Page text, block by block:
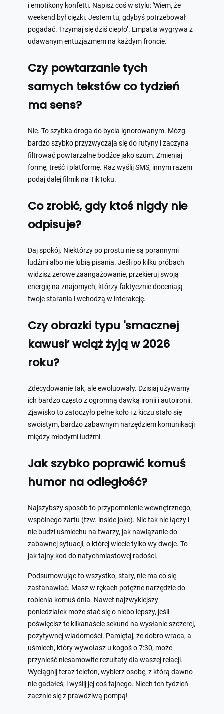
i emotikony konfetti. Napisz coś w stylu: 'Wiem, że
weekend był ciężki. Jestem tu, gdybyś potrzebował
pogadać. Trzymaj się dziś ciepło’. Empatia wygrywa z
udawanym entuzjazmem na każdym froncie.
Czy powtarzanie tych
samych tekstów co tydzień
ma sens?
Nie. To szybka droga do bycia ignorowanym. Mózg
bardzo szybko przyzwyczaja się do rutyny i zaczyna
filtrować powtarzalne bodźce jako szum. Zmieniaj
formę, treść i platformę. Raz wyślij SMS, innym razem
podaj dalej filmik na TikToku.
Co zrobić, gdy ktoś nigdy nie
odpisuje?
Daj spokój. Niektórzy po prostu nie są porannymi
ludźmi albo nie lubią pisania. Jeśli po kilku próbach
widzisz zerowe zaangażowanie, przekieruj swoją
energię na znajomych, którzy faktycznie doceniają
twoje starania i wchodzą w interakcję.
Czy obrazki typu 'smacznej
kawusi’ wciąż żyją w 2026
roku?
Zdecydowanie tak, ale ewoluowały. Dzisiaj używamy
ich bardzo często z ogromną dawką ironii i autoironii.
Zjawisko to zatoczyło pełne koło i z kiczu stało się
swoistym, bardzo zabawnym narzędziem komunikacji
między młodymi ludźmi.
Jak szybko poprawić komuś
humor na odległość?
Najszybszy sposób to przypomnienie wewnętrznego,
wspólnego żartu (tzw. inside joke). Nic tak nie łączy i
nie budzi uśmiechu na twarzy, jak nawiązanie do
zabawnej sytuacji, o której wiecie tylko wy dwoje. To
jak tajny kod do natychmiastowej radości.
Podsumowując to wszystko, stary, nie ma co się
zastanawiać. Masz w rękach potężne narzędzie do
robienia komuś dnia. Nawet najzwyklejszy
poniedziałek może stać się o niebo lepszy, jeśli
poświęcisz te kilkanaście sekund na wysłanie szczerej,
pozytywnej wiadomości. Pamiętaj, że dobro wraca, a
uśmiech, który wywołasz u kogoś o 7:30, może
przynieść niesamowite rezultaty dla waszej relacji.
Wyciągnij teraz telefon, wybierz osobę, z którą dawno
nie gadałeś, i wyślij jej coś fajnego. Niech ten tydzień
zacznie się z prawdziwą pompą!